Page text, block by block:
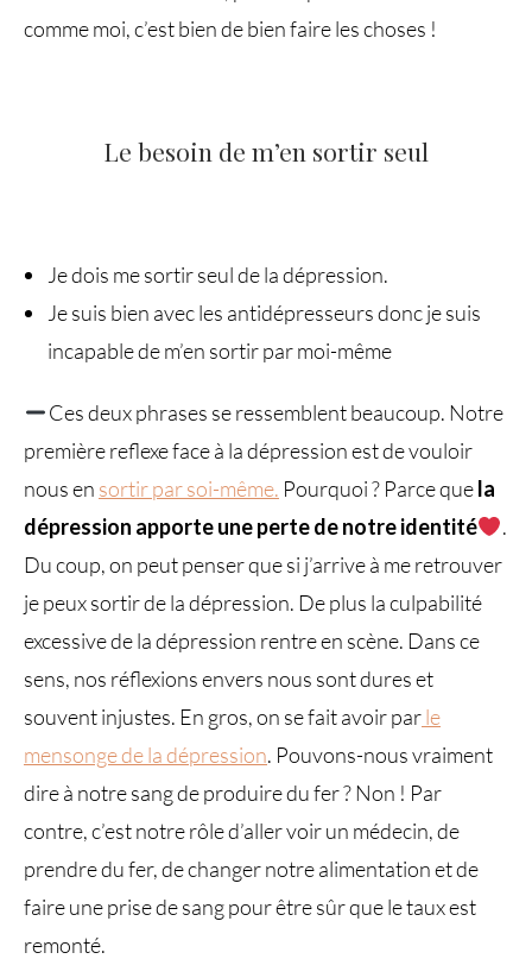
comme moi, c’est bien de bien faire les choses !
Le besoin de m’en sortir seul
Je dois me sortir seul de la dépression.
Je suis bien avec les antidépresseurs donc je suis
incapable de m’en sortir par moi-même
Ces deux phrases se ressemblent beaucoup. Notre
première reflexe face à la dépression est de vouloir
nous en sortir par soi-même. Pourquoi ? Parce quela
dépression apporte une perte de notre identité
.
Du coup, on peut penser que si j’arrive à me retrouver
je peux sortir de la dépression. De plus la culpabilité
excessive de la dépression rentre en scène. Dans ce
sens, nos réflexions envers nous sont dures et
souvent injustes. En gros, on se fait avoir parle
mensonge de la dépression. Pouvons-nous vraiment
dire à notre sang de produire du fer ? Non ! Par
contre, c’est notre rôle d’aller voir un médecin, de
prendre du fer, de changer notre alimentation et de
faire une prise de sang pour être sûr que le taux est
remonté.